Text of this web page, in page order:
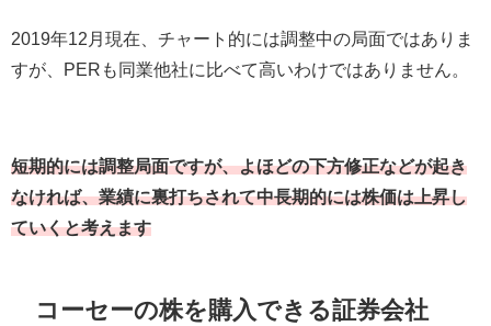
2019年12 月現在、チャート的には調整中の局面ではありま
すが、
PER も同業他社に比べて高いわけではありません。
短期的には調整局面ですが、よほどの下方修正などが起き
なければ、業績に裏打ちされて中長期的には株価は上昇し
ていくと考えます
コーセーの株を購入できる証券会社